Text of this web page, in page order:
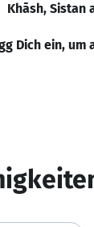
Khāsh, Sistan
Dich ein, um